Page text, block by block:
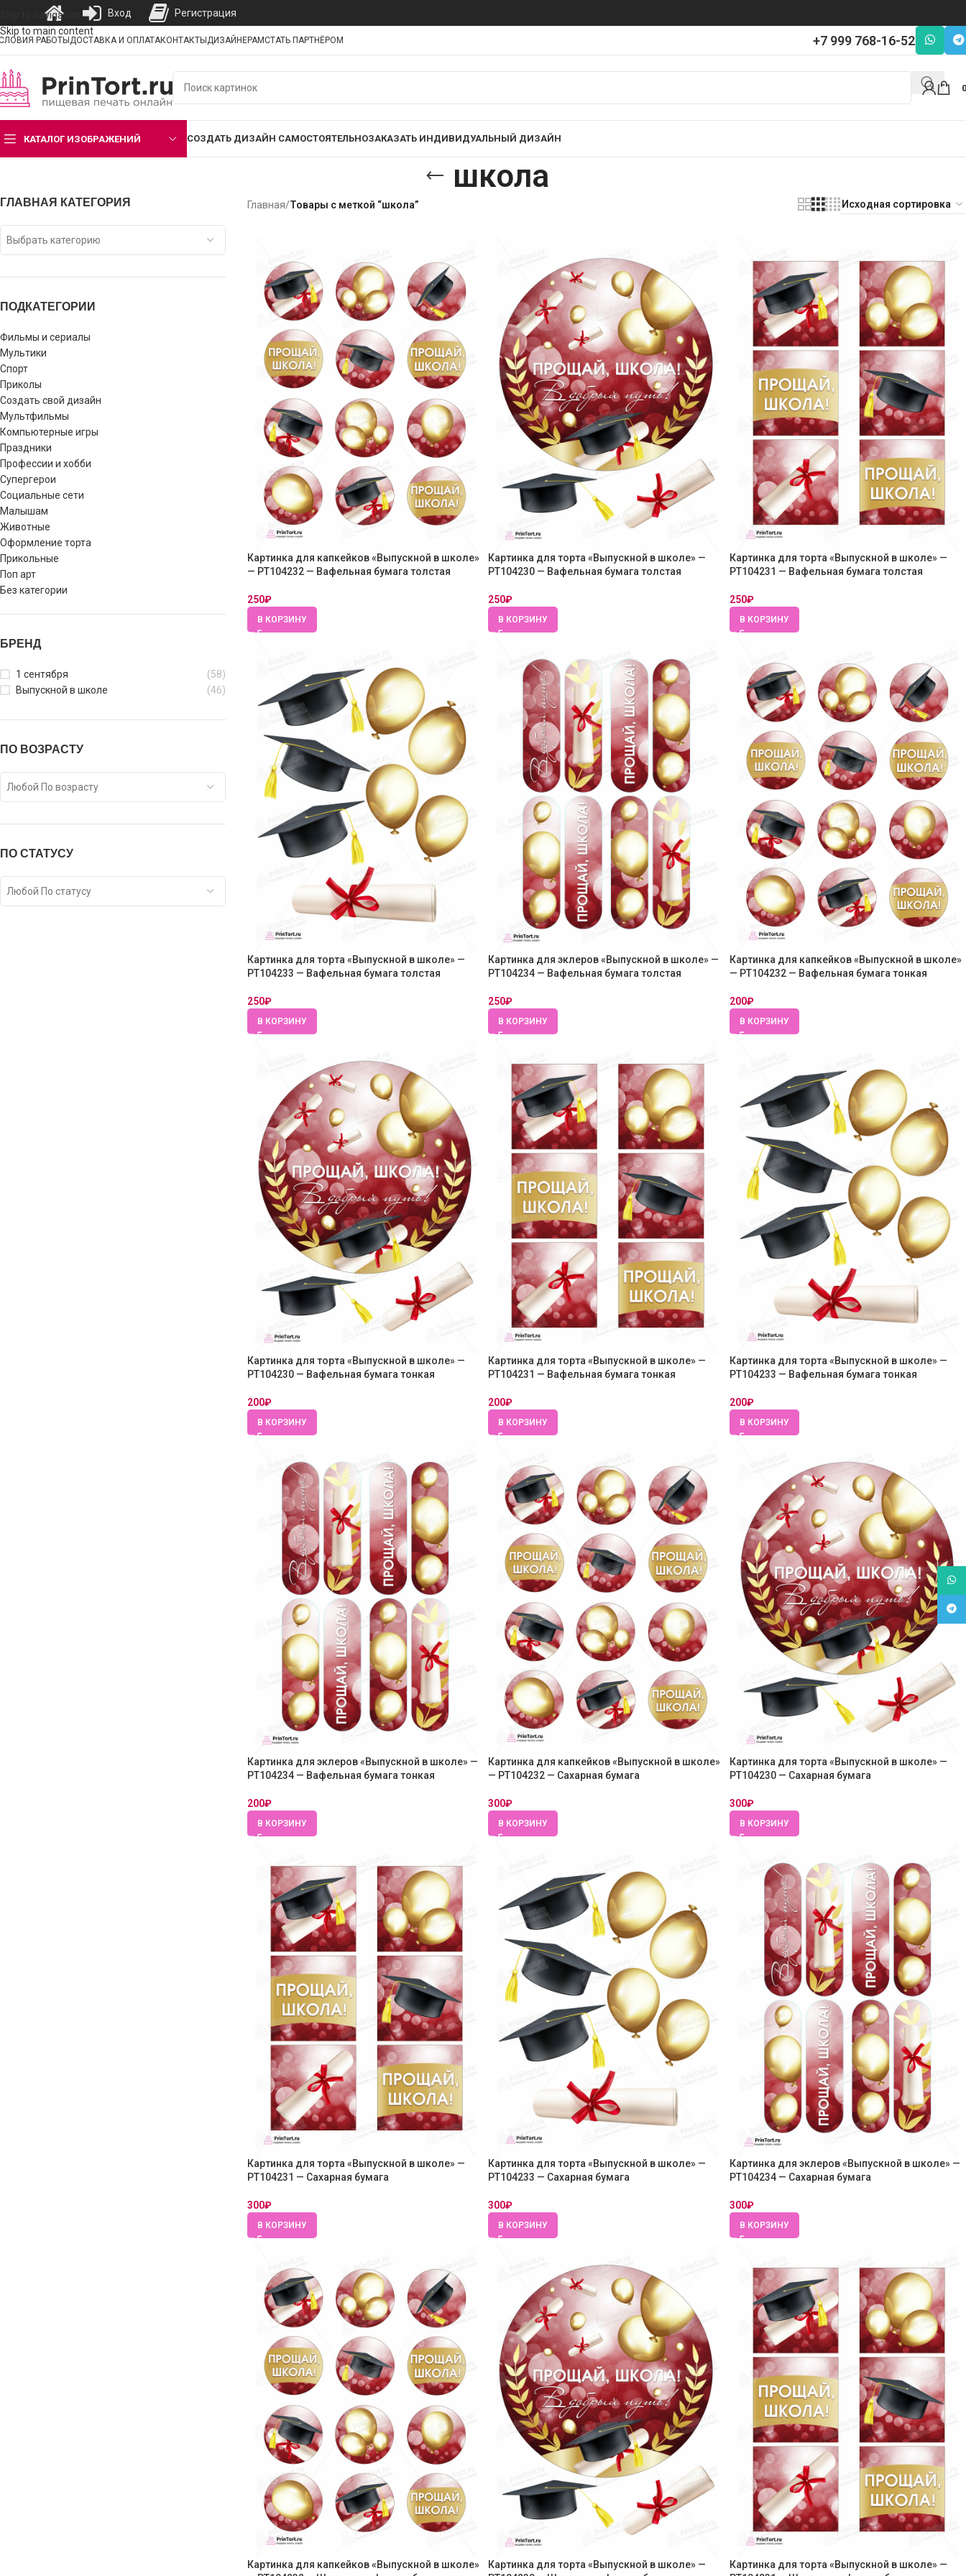
Skip to navigation
Skip to main content
РАБОТЫ ДОСТАВКА И ОПЛАТАКОНТАКТЫ ДИЗАЙНЕРАМСТАТЬ ПАРТНЁРОМ +7 999 768-16-52
0
КАТАЛОГ ИЗОБРАЖЕНИЙ СОЗДАТЬ ДИЗАЙН САМОСТОЯТЕЛЬНОЗАКАЗАТЬ ИНДИВИДУАЛЬНЫЙ ДИЗАЙН
школа
ГЛАВНАЯ КАТЕГОРИЯ
Выбрать категорию
ПОДКАТЕГОРИИ
Фильмы и сериалы
Мультики
Спорт
Приколы
Создать свой дизайн
Мультфильмы
Компьютерные игры
Праздники
Профессии и хобби
Супергерои
Социальные сети
Малышам
Животные
Оформление торта
Прикольные
Поп арт
Без категории
БРЕНД
1 сентября
(58)
Выпускной в школе
(46)
ПО ВОЗРАСТУ
Любой По возрасту
ПО СТАТУСУ
Любой По статусу
Главная/Товары с меткой “школа”
Картинка для капкейков «Выпускной в школе»
— PT104232 — Вафельная бумага толстая
250₽
В КОРЗИНУ
Картинка для торта «Выпускной в школе» —
PT104230 — Вафельная бумага толстая
250₽
В КОРЗИНУ
Картинка для торта «Выпускной в школе» —
PT104231 — Вафельная бумага толстая
250₽
В КОРЗИНУ
Картинка для торта «Выпускной в школе» —
PT104233 — Вафельная бумага толстая
250₽
В КОРЗИНУ
Картинка для эклеров «Выпускной в школе» —
PT104234 — Вафельная бумага толстая
250₽
В КОРЗИНУ
Картинка для капкейков «Выпускной в школе»
— PT104232 — Вафельная бумага тонкая
200₽
В КОРЗИНУ
Картинка для торта «Выпускной в школе» —
PT104230 — Вафельная бумага тонкая
200₽
В КОРЗИНУ
Картинка для торта «Выпускной в школе» —
PT104231 — Вафельная бумага тонкая
200₽
В КОРЗИНУ
Картинка для торта «Выпускной в школе» —
PT104233 — Вафельная бумага тонкая
200₽
В КОРЗИНУ
Картинка для эклеров «Выпускной в школе» —
PT104234 — Вафельная бумага тонкая
200₽
В КОРЗИНУ
Картинка для капкейков «Выпускной в школе»
— PT104232 — Сахарная бумага
300₽
В КОРЗИНУ
Картинка для торта «Выпускной в школе» —
PT104230 — Сахарная бумага
300₽
В КОРЗИНУ
Картинка для торта «Выпускной в школе» —
PT104231 — Сахарная бумага
300₽
В КОРЗИНУ
Картинка для торта «Выпускной в школе» —
PT104233 — Сахарная бумага
300₽
В КОРЗИНУ
Картинка для эклеров «Выпускной в школе» —
PT104234 — Сахарная бумага
300₽
В КОРЗИНУ
Картинка для капкейков «Выпускной в школе»
Картинка для торта «Выпускной в школе» —
Картинка для торта «Выпускной в школе» —
Вход Регистрация